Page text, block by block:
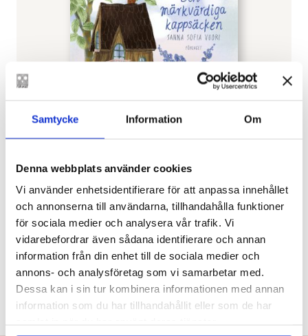
Samtycke Information Om
Denna webbplats använder cookies
Vi använder enhetsidentifierare för att anpassa innehållet
och annonserna till användarna, tillhandahålla funktioner
för sociala medier och analysera vår trafik. Vi
vidarebefordrar även sådana identifierare och annan
information från din enhet till de sociala medier och
annons- och analysföretag som vi samarbetar med.
Dessa kan i sin tur kombinera informationen med annan
information som du har tillhandahållit eller som de har
SANNA SOFIA VUORI,SILJA-MARIA WIHERSAARI
Den märkvärdiga kappsäcken
€25.80
LÄGG I VARUKORG